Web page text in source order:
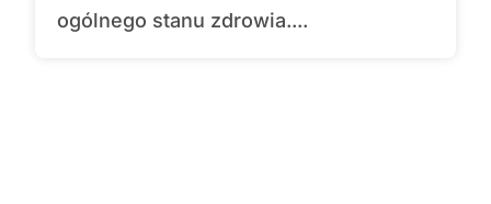
ogólnego stanu zdrowia....